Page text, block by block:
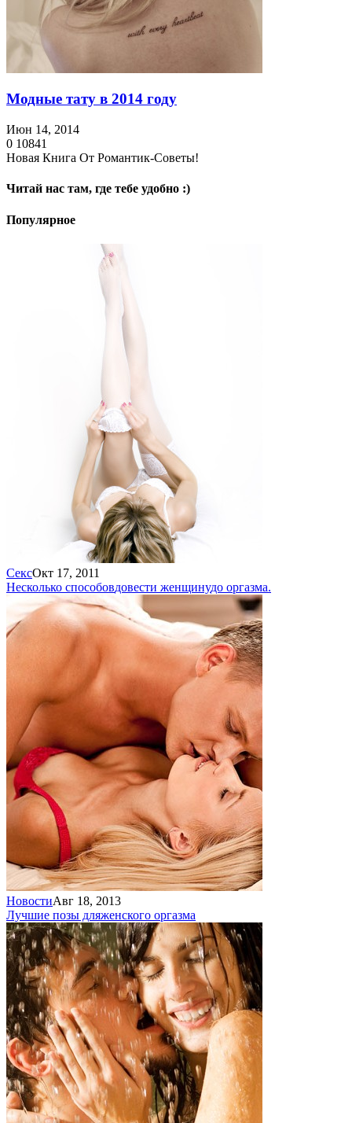
Модные тату в 2014 году
Июн 14, 2014
0 10841
Новая Книга От Романтик-Советы!
Читай нас там, где тебе удобно :)
Популярное
СексОкт 17, 2011
Несколько способовдовести женщинудо оргазма.
НовостиАвг 18, 2013
Лучшие позы дляженского оргазма